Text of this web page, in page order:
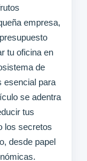
empresa,
tu oficina en
de
esencial para
se adentra
tus
los secretos
desde papel